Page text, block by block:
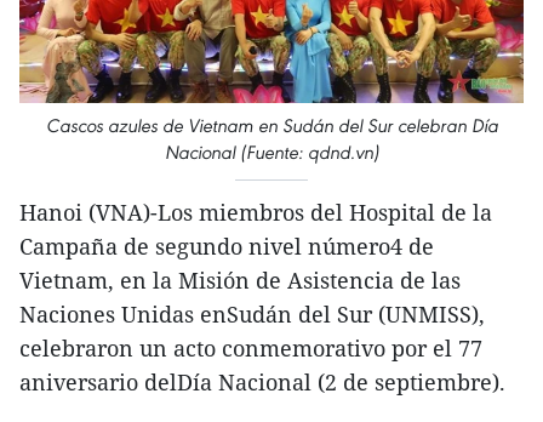
Cascos azules de Vietnam en Sudán del Sur celebran Día
Nacional (Fuente: qdnd.vn)
Hanoi (VNA)-Los miembros del Hospital de la
Campaña de segundo nivel número4 de
Vietnam, en la Misión de Asistencia de las
Naciones Unidas enSudán del Sur (UNMISS),
celebraron un acto conmemorativo por el 77
aniversario delDía Nacional (2 de septiembre).